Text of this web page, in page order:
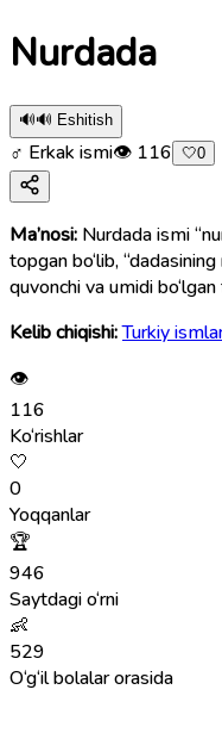
Nurdada
🔊🔊 Eshitish
♂ Erkak ismi👁 116 🤍0
Ma’nosi: Nurdada ismi
topgan bo‘lib, “dadasining
quvonchi va umidi
Kelib chiqishi:Turkiy
👁
116
Ko‘rishlar
🤍
0
Yoqqanlar
🏆
946
Saytdagi o‘rni
👶
529
O‘g‘il bolalar orasida